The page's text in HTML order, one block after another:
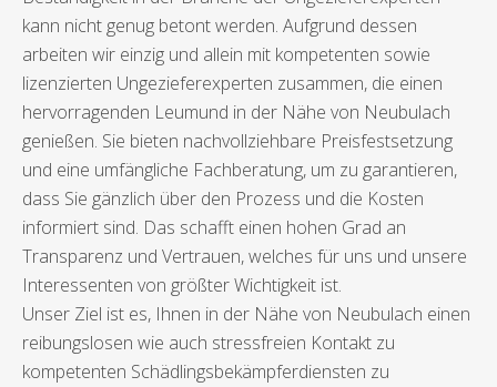
kann nicht genug betont werden. Aufgrund dessen
arbeiten wir einzig und allein mit kompetenten sowie
lizenzierten Ungezieferexperten zusammen, die einen
hervorragenden Leumund in der Nähe von Neubulach
genießen. Sie bieten nachvollziehbare Preisfestsetzung
und eine umfängliche Fachberatung, um zu garantieren,
dass Sie gänzlich über den Prozess und die Kosten
informiert sind. Das schafft einen hohen Grad an
Transparenz und Vertrauen, welches für uns und unsere
Interessenten von größter Wichtigkeit ist.
Unser Ziel ist es, Ihnen in der Nähe von Neubulach einen
reibungslosen wie auch stressfreien Kontakt zu
kompetenten Schädlingsbekämpferdiensten zu